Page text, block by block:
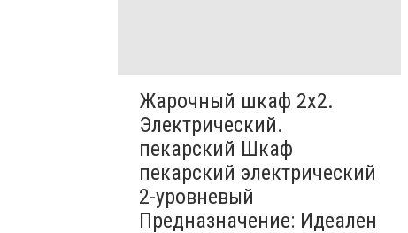
Жарочный шкаф 2х2.
Электрический.
пекарский Шкаф
пекарский электрический
2-уровневый
Предназначение: Идеален